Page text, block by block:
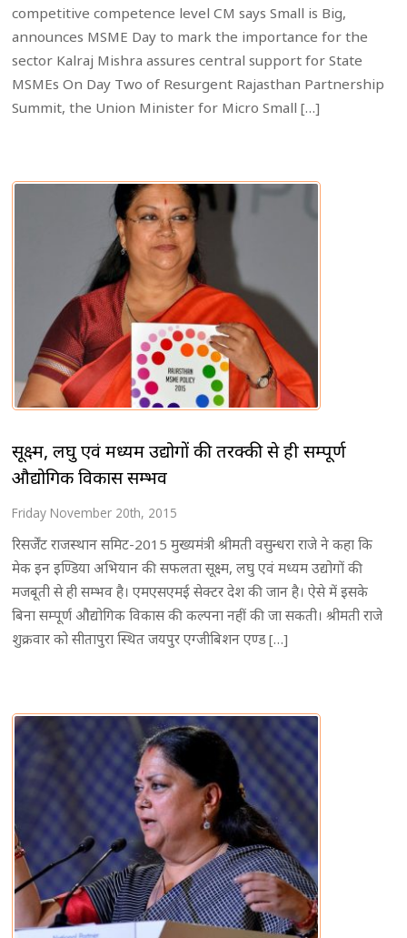
competitive competence level CM says Small is Big,
announces MSME Day to mark the importance for the
sector Kalraj Mishra assures central support for State
MSMEs On Day Two of Resurgent Rajasthan Partnership
Summit, the Union Minister for Micro Small […]
सूक्ष्म, लघु एवं मध्यम उद्योगों की तरक्की से ही सम्पूर्ण
औद्योगिक विकास सम्भव
Friday November 20th, 2015
रिसर्जेंट राजस्थान समिट-2015 मुख्यमंत्री श्रीमती वसुन्धरा राजे ने कहा कि
मेक इन इण्डिया अभियान की सफलता सूक्ष्म, लघु एवं मध्यम उद्योगों की
मजबूती से ही सम्भव है। एमएसएमई सेक्टर देश की जान है। ऐसे में इसके
बिना सम्पूर्ण औद्योगिक विकास की कल्पना नहीं की जा सकती। श्रीमती राजे
शुक्रवार को सीतापुरा स्थित जयपुर एग्जीबिशन एण्ड […]